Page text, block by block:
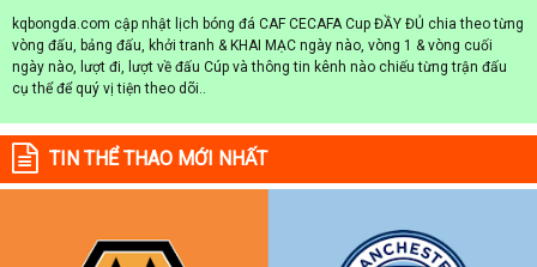
kqbongda.com cập nhật lịch bóng đá CAF CECAFA Cup ĐẦY ĐỦ chia theo từng
vòng đấu, bảng đấu, khởi tranh & KHAI MẠC ngày nào, vòng 1 & vòng cuối
ngày nào, lượt đi, lượt về đấu Cúp và thông tin kênh nào chiếu từng trận đấu
cụ thể để quý vị tiện theo dõi..
TIN THỂ THAO MỚI NHẤT